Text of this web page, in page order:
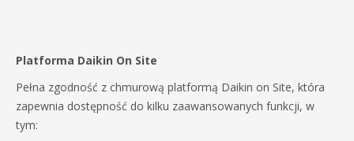
Platforma Daikin On Site
Pełna zgodność z chmurową platformą Daikin on Site, która
zapewnia dostępność do kilku zaawansowanych funkcji, w
tym: